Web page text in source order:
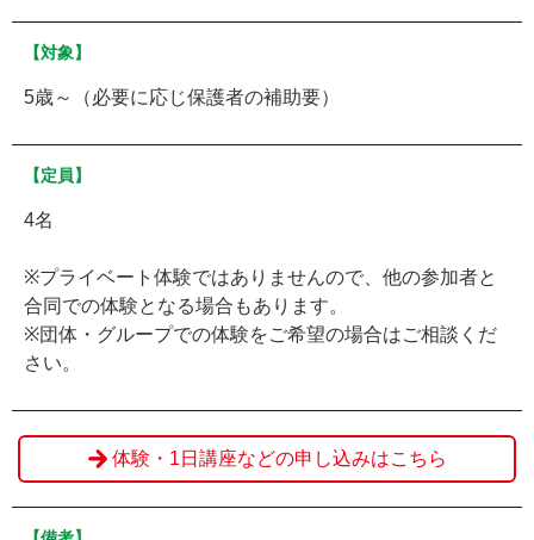
【対象】
5歳～（必要に応じ保護者の補助要）
【定員】
4名
※プライベート体験ではありませんので、他の参加者と
合同での体験となる場合もあります。
※団体・グループでの体験をご希望の場合はご相談くだ
さい。
体験・1日講座などの申し込みはこちら